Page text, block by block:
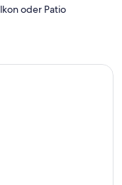
oder Patio